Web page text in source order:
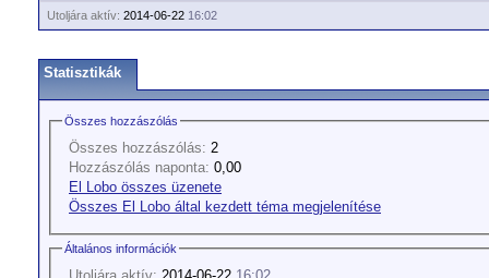
Utoljára aktív: 2014-06-22 16:02
Statisztikák
Összes hozzászólás
Összes hozzászólás: 2
Hozzászólás naponta: 0,00
El Lobo összes üzenete
Összes El Lobo által kezdett téma megjelenítése
Általános információk